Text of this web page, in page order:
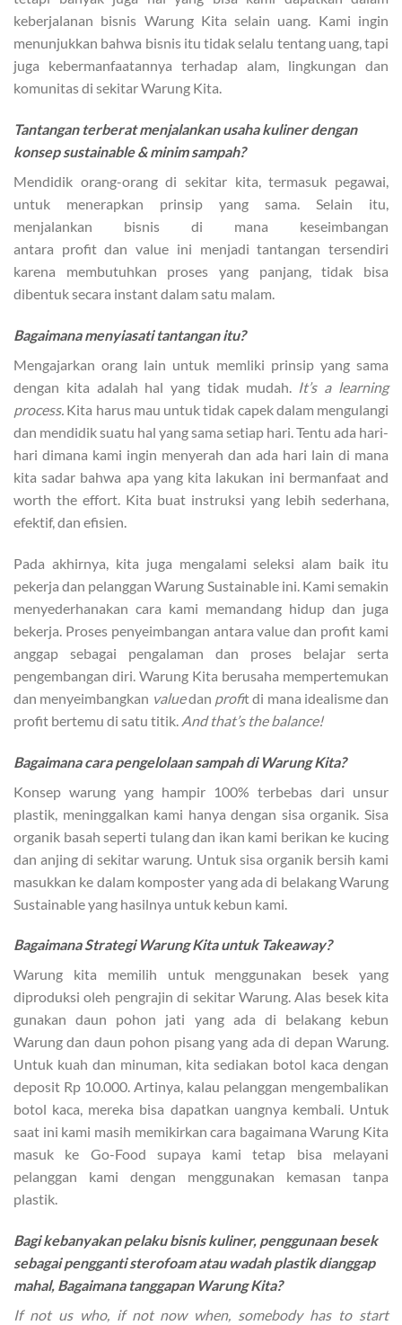
keberjalanan bisnis Warung Kita selain uang. Kami ingin
menunjukkan bahwa bisnis itu tidak selalu tentang uang, tapi
juga kebermanfaatannya terhadap alam, lingkungan dan
komunitas di sekitar Warung Kita.
Tantangan terberat menjalankan usaha kuliner dengan
konsep sustainable & minim sampah?
Mendidik orang-orang di sekitar kita, termasuk pegawai,
untuk menerapkan prinsip yang sama. Selain itu,
menjalankan bisnis di mana keseimbangan
antara profit dan value ini menjadi tantangan tersendiri
karena membutuhkan proses yang panjang, tidak bisa
dibentuk secara instant dalam satu malam.
Bagaimana menyiasati tantangan itu?
Mengajarkan orang lain untuk memliki prinsip yang sama
dengan kita adalah hal yang tidak mudah. It’s a learning
process. Kita harus mau untuk tidak capek dalam mengulangi
dan mendidik suatu hal yang sama setiap hari. Tentu ada hari-
hari dimana kami ingin menyerah dan ada hari lain di mana
kita sadar bahwa apa yang kita lakukan ini bermanfaat and
worth the effort. Kita buat instruksi yang lebih sederhana,
efektif, dan efisien.
Pada akhirnya, kita juga mengalami seleksi alam baik itu
pekerja dan pelanggan Warung Sustainable ini. Kami semakin
menyederhanakan cara kami memandang hidup dan juga
bekerja. Proses penyeimbangan antara value dan profit kami
anggap sebagai pengalaman dan proses belajar serta
pengembangan diri. Warung Kita berusaha mempertemukan
dan menyeimbangkan valuedan profit di mana idealisme dan
profit bertemu di satu titik. And that’s the balance!
Bagaimana cara pengelolaan sampah di Warung Kita?
Konsep warung yang hampir 100% terbebas dari unsur
plastik, meninggalkan kami hanya dengan sisa organik. Sisa
organik basah seperti tulang dan ikan kami berikan ke kucing
dan anjing di sekitar warung. Untuk sisa organik bersih kami
masukkan ke dalam komposter yang ada di belakang Warung
Sustainable yang hasilnya untuk kebun kami.
Bagaimana Strategi Warung Kita untuk Takeaway?
Warung kita memilih untuk menggunakan besek yang
diproduksi oleh pengrajin di sekitar Warung. Alas besek kita
gunakan daun pohon jati yang ada di belakang kebun
Warung dan daun pohon pisang yang ada di depan Warung.
Untuk kuah dan minuman, kita sediakan botol kaca dengan
deposit Rp 10.000. Artinya, kalau pelanggan mengembalikan
botol kaca, mereka bisa dapatkan uangnya kembali. Untuk
saat ini kami masih memikirkan cara bagaimana Warung Kita
masuk ke Go-Food supaya kami tetap bisa melayani
pelanggan kami dengan menggunakan kemasan tanpa
plastik.
Bagi kebanyakan pelaku bisnis kuliner, penggunaan besek
sebagai pengganti sterofoam atau wadah plastik dianggap
mahal, Bagaimana tanggapan Warung Kita?
If not us who, if not now when, somebody has to start